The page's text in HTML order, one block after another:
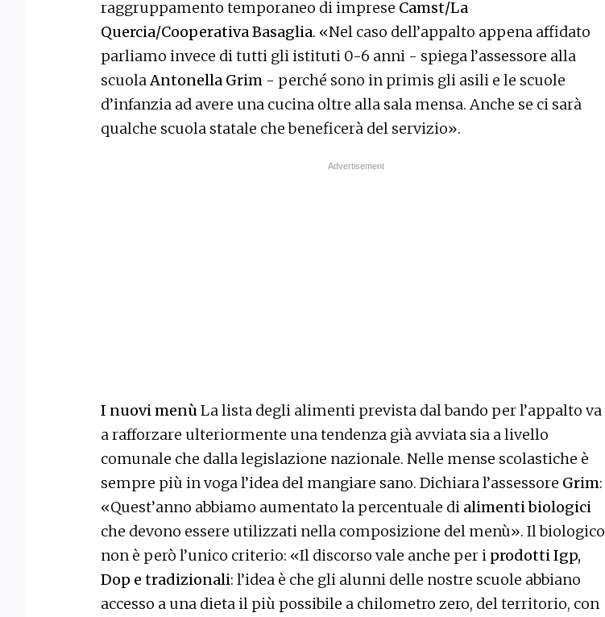
raggruppamento temporaneo di imprese Camst/La
Quercia/Cooperativa Basaglia. «Nel caso dell’appalto appena affidato
parliamo invece di tutti gli istituti 0-6 anni - spiega l’assessore alla
scuolaAntonella Grim - perché sono in primis gli asili e le scuole
d’infanzia ad avere una cucina oltre alla sala mensa. Anche se ci sarà
qualche scuola statale che beneficerà del servizio».
I nuovi menùLa lista degli alimenti prevista dal bando per l’appalto va
a rafforzare ulteriormente una tendenza già avviata sia a livello
comunale che dalla legislazione nazionale. Nelle mense scolastiche è
sempre più in voga l’idea del mangiare sano. Dichiara l’assessore Grim:
«Quest’anno abbiamo aumentato la percentuale di alimenti biologici
che devono essere utilizzati nella composizione del menù». Il biologico
non è però l’unico criterio: «Il discorso vale anche per i prodotti Igp,
Dop e tradizionali: l’idea è che gli alunni delle nostre scuole abbiano
accesso a una dieta il più possibile a chilometro zero, del territorio, con